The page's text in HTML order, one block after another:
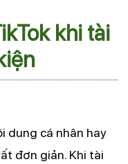
khi tài
dung cá nhân hay
đơn giản. Khi tài